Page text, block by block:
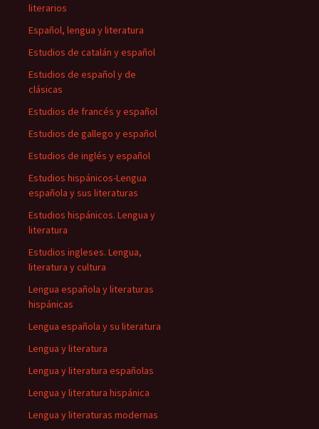
literarios
Español, lengua y literatura
Estudios de catalán y español
Estudios de español y de
clásicas
Estudios de francés y español
Estudios de gallego y español
Estudios de inglés y español
Estudios hispánicos-Lengua
española y sus literaturas
Estudios hispánicos. Lengua y
literatura
Estudios ingleses. Lengua,
literatura y cultura
Lengua española y literaturas
hispánicas
Lengua española y su literatura
Lengua y literatura
Lengua y literatura españolas
Lengua y literatura hispánica
Lengua y literaturas modernas